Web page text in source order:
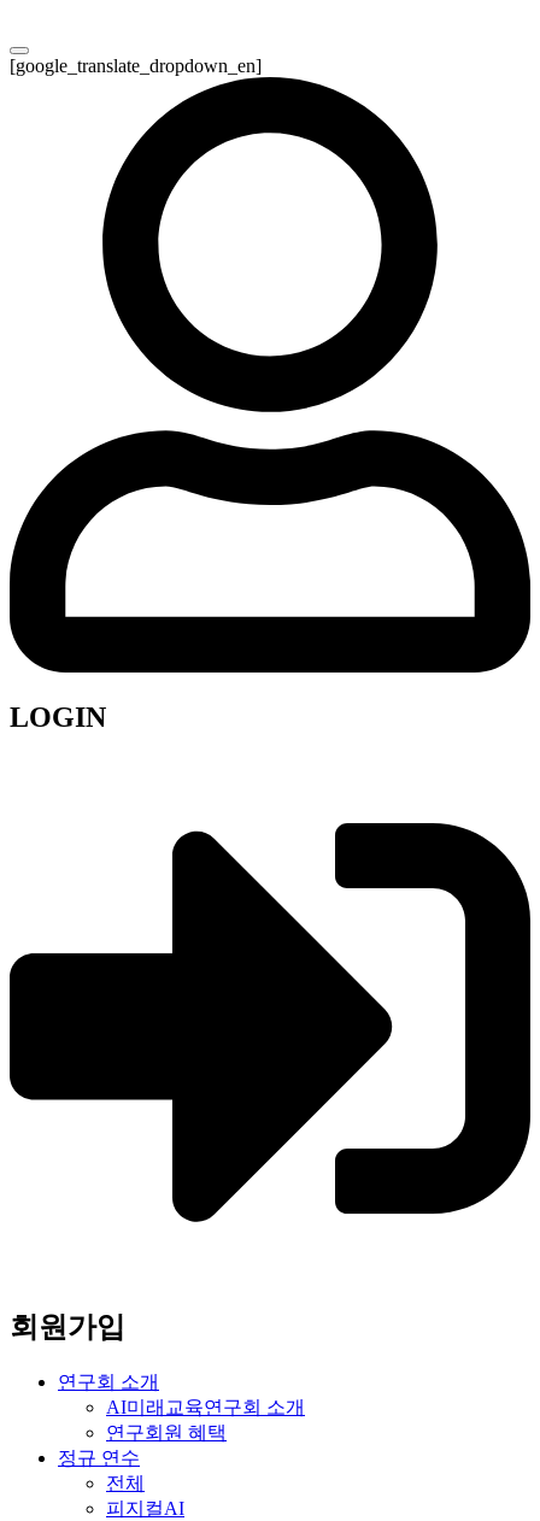
[google_translate_dropdown_en]
LOGIN
회원가입
연구회 소개
AI미래교육연구회 소개
연구회원 혜택
정규 연수
전체
피지컬AI